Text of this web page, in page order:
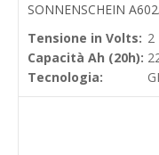
SONNENSCHEIN
Tensione in Volts: 2
Capacità Ah (20h):
Tecnologia: